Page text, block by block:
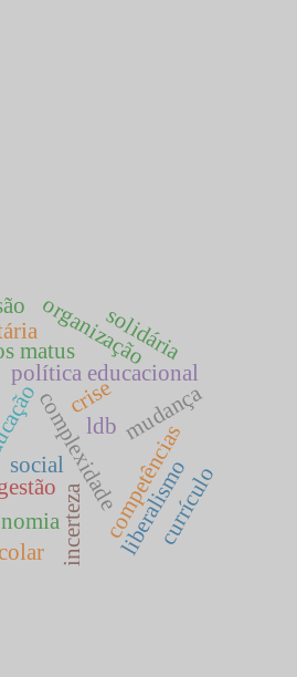
competências
política educacional
matus
complexidade
incerteza
crise mudança
organização
liberalismo
social
solidária
ldb
currículo